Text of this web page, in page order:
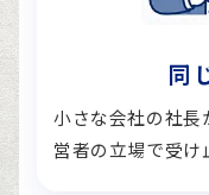
同
小さな会社の社長
営者の立場で受け